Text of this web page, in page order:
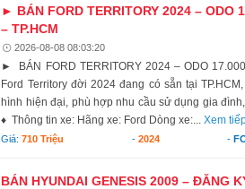
► BÁN FORD TERRITORY 2024 – ODO
– TP.HCM
2026-08-08 08:03:20
► BÁN FORD TERRITORY 2024 – ODO
Ford Territory đời 2024 đang có sẵn tại
hình hiện đại, phù hợp nhu cầu sử dụng gia
♦ Thông tin xe: Hãng xe: Ford Dòng xe:...Xem
Giá:710 Triệu - 2024 -
BÁN HYUNDAI GENESIS 2009 – ĐĂNG